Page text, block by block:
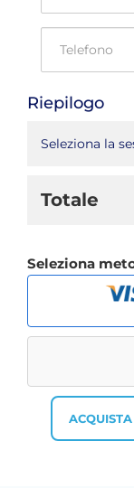
Riepilogo
Seleziona la
Totale
Seleziona